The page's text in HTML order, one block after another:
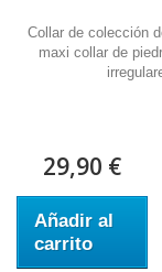
Collar de colección
maxi collar de
29,90 €
Añadir al
carrito